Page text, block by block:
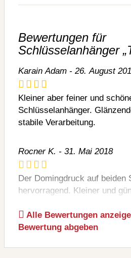
Bewertungen für
Schlüsselanhänger
Karain Adam - 26.
Kleiner aber feiner und
Schlüsselanhänger.
stabile Verarbeitung.
Rocner K. - 31. Mai 2018
Der Domingdruck auf beiden
hervorragend. Kleiner und
Alle Bewertungen
Bewertung abgeben